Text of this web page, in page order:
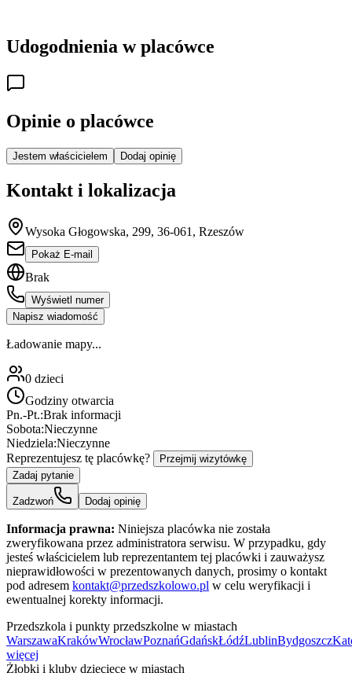
Udogodnienia w placówce
Opinie o placówce
Jestem właścicielem Dodaj opinię
Kontakt i lokalizacja
Wysoka Głogowska, 299, 36-061, Rzeszów
Pokaż E-mail
Brak
Wyświetl numer
Napisz wiadomość
Ładowanie mapy...
0 dzieci
Godziny otwarcia
Pn.-Pt.:Brak informacji
Sobota:Nieczynne
Niedziela:Nieczynne
Reprezentujesz tę placówkę?
Przejmij wizytówkę
Zadaj pytanie
Zadzwoń Dodaj opinię
Informacja prawna: Niniejsza placówka nie została
zweryfikowana przez administratora serwisu. W przypadku, gdy
jesteś właścicielem lub reprezentantem tej placówki i zauważysz
nieprawidłowości w prezentowanych danych, prosimy o kontakt
pod adresem kontakt@przedszkolowo.pl w celu weryfikacji i
ewentualnej korekty informacji.
Przedszkola i punkty przedszkolne w miastach
WarszawaKrakówWrocławPoznańGdańskŁódźLublinBydgoszcz
więcej
Żłobki i kluby dziecięce w miastach